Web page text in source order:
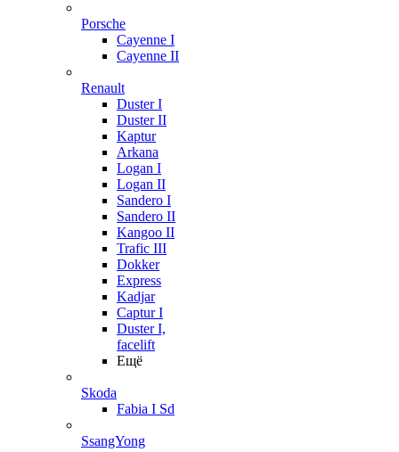
Porsche
Cayenne I
Cayenne II
Renault
Duster I
Duster II
Kaptur
Arkana
Logan I
Logan II
Sandero I
Sandero II
Kangoo II
Trafic III
Dokker
Express
Kadjar
Captur I
Duster I,
facelift
Ещё
Skoda
Fabia I Sd
SsangYong